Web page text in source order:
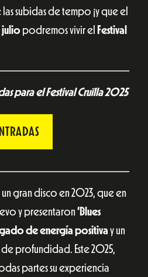
subidas de tempo ¡y que el
julio podremos vivir el Festival
para el Festival Cruïlla 2025
gran disco en 2023, que en
y presentaron‘Blues
de energía positiva y un
profundidad. Este 2025,
partes su experiencia